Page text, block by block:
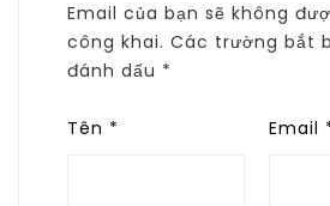
Email của bạn sẽ không
công khai. Các trường bắt
đánh dấu *
Tên * Email